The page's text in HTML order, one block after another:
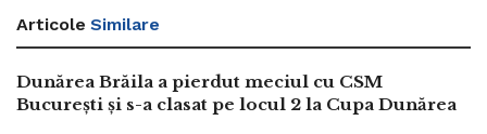
Articole Similare
Dunărea Brăila a pierdut meciul cu CSM
București și s-a clasat pe locul 2 la Cupa Dunărea